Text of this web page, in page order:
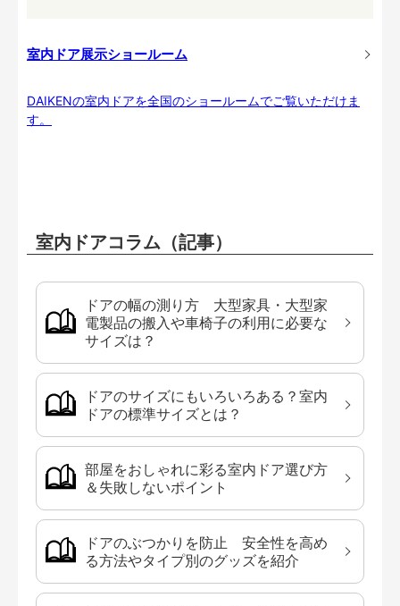
室内ドア展示ショールーム
DAIKENの室内ドアを全国のショールームでご覧いただけま
す。
室内ドアコラム（記事）
ドアの幅の測り方 大型家具・大型家
電製品の搬入や車椅子の利用に必要な
サイズは？
ドアのサイズにもいろいろある？室内
ドアの標準サイズとは？
部屋をおしゃれに彩る室内ドア選び方
＆失敗しないポイント
ドアのぶつかりを防止 安全性を高め
る方法やタイプ別のグッズを紹介